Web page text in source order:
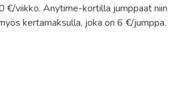
€/viikko. Anytime-kortilla jumppaat niin
kertamaksulla, joka on 6 €/jumppa.